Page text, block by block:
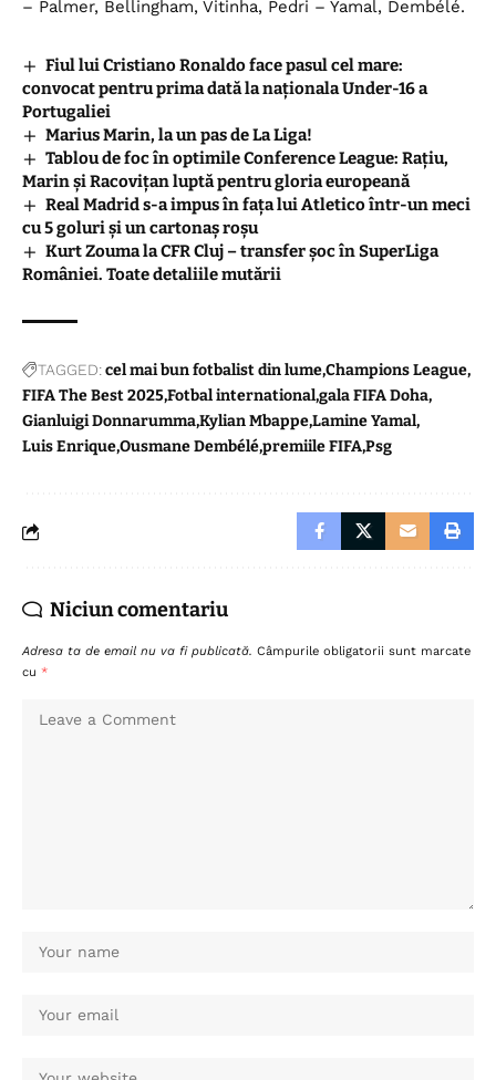
– Palmer, Bellingham, Vitinha, Pedri – Yamal, Dembélé.
Fiul lui Cristiano Ronaldo face pasul cel mare:
convocat pentru prima dată la naționala Under-16 a
Portugaliei
Marius Marin, la un pas de La Liga!
Tablou de foc în optimile Conference League: Rațiu,
Marin și Racovițan luptă pentru gloria europeană
Real Madrid s-a impus în fața lui Atletico într-un meci
cu 5 goluri și un cartonaș roșu
Kurt Zouma la CFR Cluj – transfer șoc în SuperLiga
României. Toate detaliile mutării
TAGGED:cel mai bun fotbalist din lumeChampions League
FIFA The Best 2025Fotbal internationalgala FIFA Doha
Gianluigi DonnarummaKylian MbappeLamine Yamal
Luis EnriqueOusmane Dembélépremiile FIFAPsg
Niciun comentariu
Adresa ta de email nu va fi publicată. Câmpurile obligatorii sunt marcate
cu *